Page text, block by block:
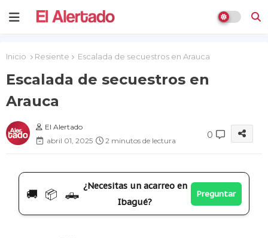
Inicio Resiente Escalada de secuestros en Arauca
Escalada de secuestros en
Arauca
El Alertado
abril 01, 2025
2 minutos de lectura
0
🚚 📦 🛻
¿Necesitas un acarreo en
Ibagué?
Preguntar